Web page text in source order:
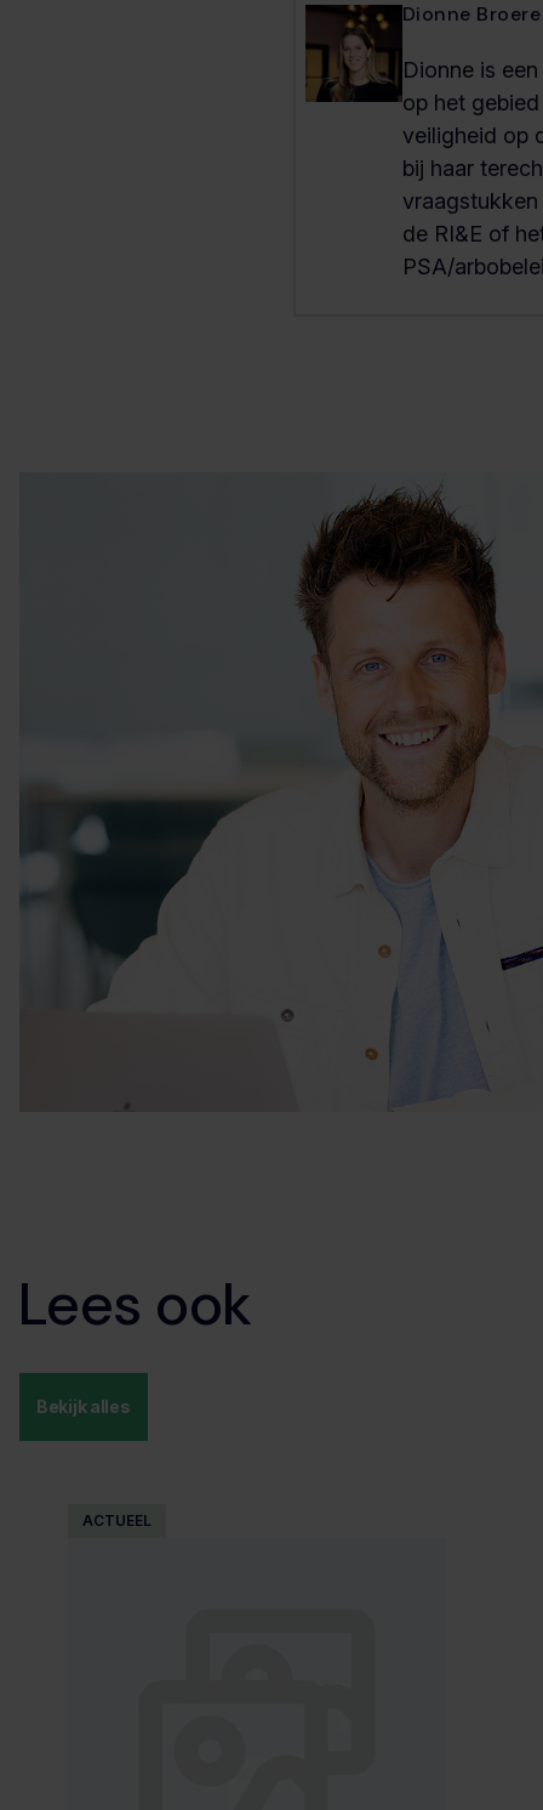
Dionne Broere
Dionne is
op het
veiligheid op
bij haar
de RI&E of
PSA/
Lees ook
Bekijk alles
ACTUEEL